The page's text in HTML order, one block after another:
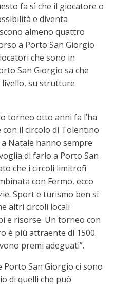
fa sì che il giocatore o
e diventa
almeno quattro
a Porto San Giorgio
che sono in
San Giorgio sa che
su strutture
torneo otto anni fa l’ha
con il circolo di Tolentino
Natale hanno sempre
di farlo a Porto San
che i circoli limitrofi
con Fermo, ecco
Sport e turismo ben si
altri circoli locali
e risorse. Un torneo con
è più attraente di 1500.
premi adeguati”.
Porto San Giorgio ci sono
di quelli che può